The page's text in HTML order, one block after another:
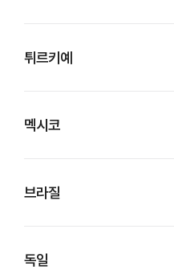
튀르키예
멕시코
브라질
독일